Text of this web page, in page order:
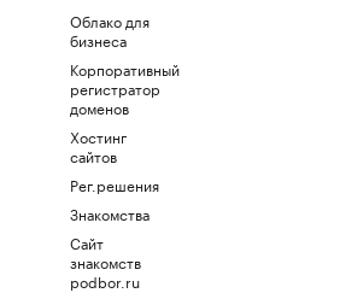
Облако для
бизнеса
Корпоративный
регистратор
доменов
Хостинг
сайтов
Рег.решения
Знакомства
Сайт
знакомств
podbor.ru